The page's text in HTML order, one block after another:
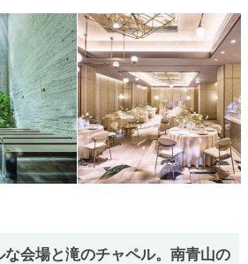
会場と滝のチャペル。南青山の